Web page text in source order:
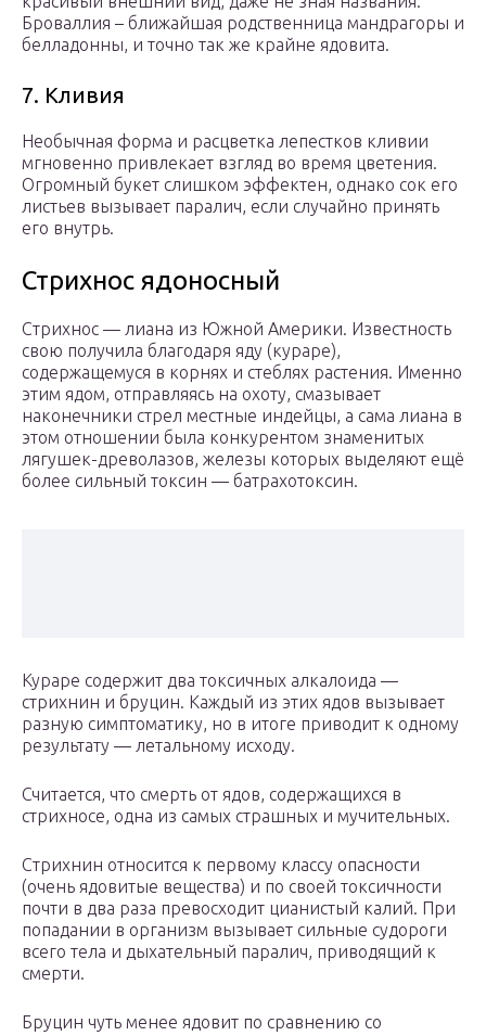
Броваллия – ближайшая родственница мандрагоры и
белладонны, и точно так же крайне ядовита.
7. Кливия
Необычная форма и расцветка лепестков кливии
мгновенно привлекает взгляд во время цветения.
Огромный букет слишком эффектен, однако сок его
листьев вызывает паралич, если случайно принять
его внутрь.
Стрихнос ядоносный
Стрихнос — лиана из Южной Америки. Известность
свою получила благодаря яду (кураре),
содержащемуся в корнях и стеблях растения. Именно
этим ядом, отправляясь на охоту, смазывает
наконечники стрел местные индейцы, а сама лиана в
этом отношении была конкурентом знаменитых
лягушек-древолазов, железы которых выделяют ещё
более сильный токсин — батрахотоксин.
Кураре содержит два токсичных алкалоида —
стрихнин и бруцин. Каждый из этих ядов вызывает
разную симптоматику, но в итоге приводит к одному
результату — летальному исходу.
Считается, что смерть от ядов, содержащихся в
стрихносе, одна из самых страшных и мучительных.
Стрихнин относится к первому классу опасности
(очень ядовитые вещества) и по своей токсичности
почти в два раза превосходит цианистый калий. При
попадании в организм вызывает сильные судороги
всего тела и дыхательный паралич, приводящий к
смерти.
Бруцин чуть менее ядовит по сравнению со